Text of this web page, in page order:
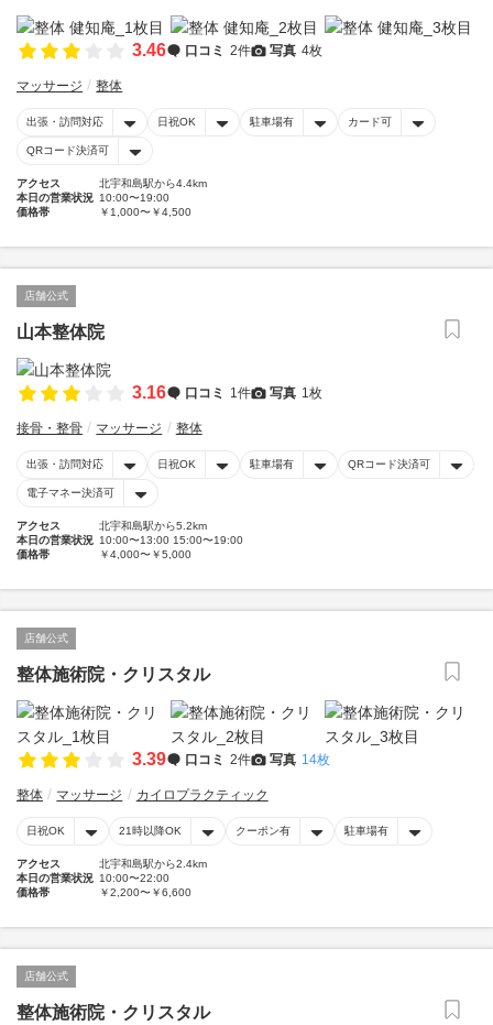
3.46 口コミ 2件 写真 4枚
マッサージ 整体
出張・訪問対応 日祝OK 駐車場有 カード可
QRコード決済可
アクセス
北宇和島駅から4.4km
本日の営業状況 10:00〜19:00
価格帯
￥1,000〜￥4,500
店舗公式
山本整体院
3.16 口コミ 1件 写真 1枚
接骨・整骨 マッサージ 整体
出張・訪問対応 日祝OK 駐車場有 QRコード決済可
電子マネー決済可
アクセス
北宇和島駅から5.2km
本日の営業状況 10:00〜13:00 15:00〜19:00
価格帯
￥4,000〜￥5,000
店舗公式
整体施術院・クリスタル
3.39 口コミ 2件 写真 14枚
整体 マッサージ カイロプラクティック
日祝OK 21時以降OK クーポン有 駐車場有
アクセス
北宇和島駅から2.4km
本日の営業状況 10:00〜22:00
価格帯
￥2,200〜￥6,600
店舗公式
整体施術院・クリスタル